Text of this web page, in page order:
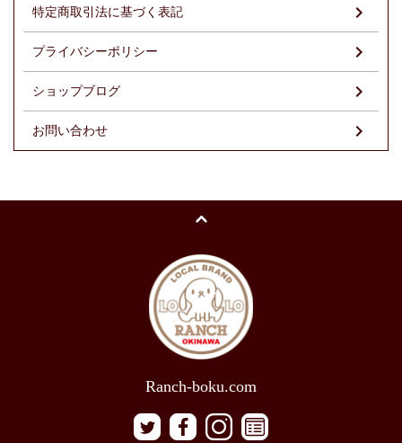
特定商取引法に基づく表記
プライバシーポリシー
ショップブログ
お問い合わせ
Ranch-boku.com